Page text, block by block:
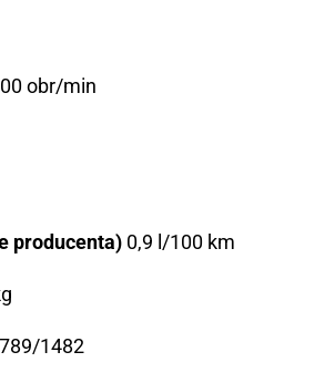
obr/min
producenta) 0,9 l/100 km
1482